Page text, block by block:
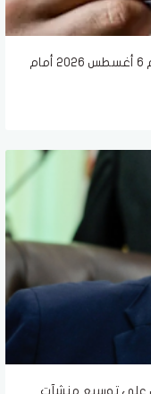
بكام في البنوك؟.. سعر الريال السعودي اليوم 6 أغسطس 2026 أمام
على توسيع منشآت